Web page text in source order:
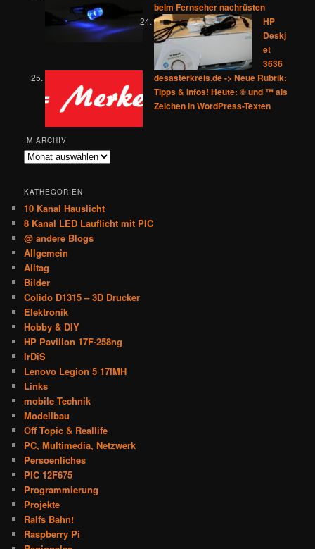
beim Fernseher nachrüsten
HP
Deskj
et
3636
desasterkreis.de -> Neue Rubrik:
Tipps & Infos! Heute: © und ™ als
Zeichen in WordPress-Texten
IM ARCHIV
Im
KATHEGORIEN
10 Kanal Hauslicht
8 Kanal LED Lauflicht mit PIC
@ andere Blogs
Allgemein
Alltag
Bilder
Colido D1315 – 3D Drucker
Elektronik
Hobby & DIY
HP Pavilion 17F-258ng
IrDiS
Lenovo Legion 5 17IMH
Links
mobile Technik
Modellbau
Off Topic & Reallife
PC, Multimedia, Netzwerk
Persoenliches
PIC 12F675
Programmierung
Projekte
Ralfs Bahn!
Raspberry Pi